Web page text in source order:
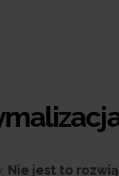
Nie jest to